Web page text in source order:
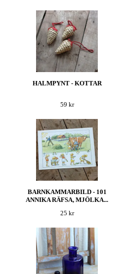
HALMPYNT - KOTTAR
59 kr
BARNKAMMARBILD - 101
ANNIKA RÄFSA, MJÖLKA...
25 kr